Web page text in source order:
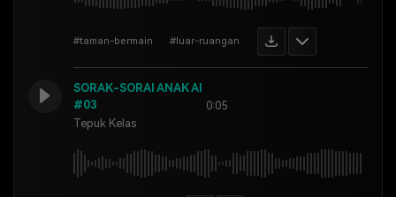
#taman-bermain #luar-ruangan
SORAK-SORAI ANAK AI
#03
Tepuk Kelas
0:05